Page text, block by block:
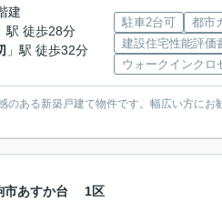
建
駅 徒歩28分
」駅 徒歩32分
駐車2台可 都市
建設住宅性能評価
ウォークインクロ
ある新築戸建て物件です。幅広い方に
市あすか台 1区